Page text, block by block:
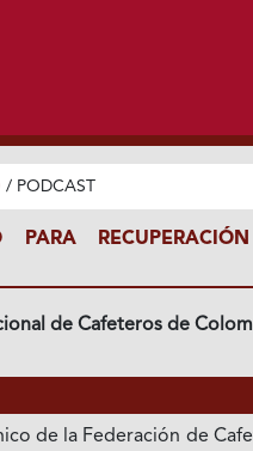
/ PODCAST
PARA
de Cafeteros de
de la Federación de